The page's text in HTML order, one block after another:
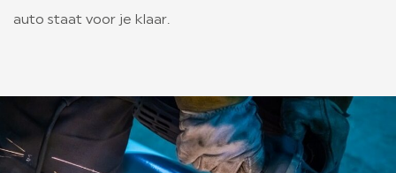
auto staat voor je klaar.